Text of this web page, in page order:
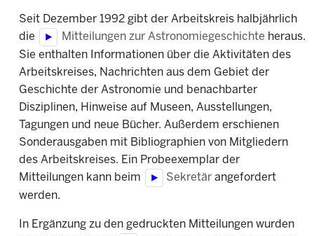
Seit Dezember 1992 gibt der Arbeitskreis halbjährlich
die
Mitteilungen zur Astronomiegeschichte heraus.
Sie enthalten Informationen über die Aktivitäten des
Arbeitskreises, Nachrichten aus dem Gebiet der
Geschichte der Astronomie und benachbarter
Disziplinen, Hinweise auf Museen, Ausstellungen,
Tagungen und neue Bücher. Außerdem erschienen
Sonderausgaben mit Bibliographien von Mitgliedern
des Arbeitskreises. Ein Probeexemplar der
Mitteilungen kann beim
Sekretär angefordert
werden.
In Ergänzung zu den gedruckten Mitteilungen wurden